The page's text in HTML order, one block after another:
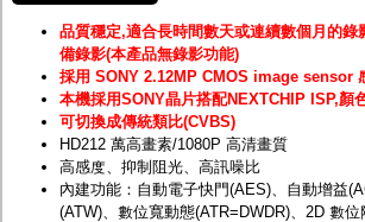
品質穩定,適合長時間數天或連續數個月的錄
備錄影(本產品無錄影功能)
採用 SONY 2.12MP CMOS image sensor
本機採用SONY晶片搭配NEXTCHIP ISP,顏
可切換成傳統類比(CVBS)
HD212 萬高畫素/1080P 高清畫質
高感度、抑制阻光、高訊噪比
內建功能：自動電子快門(AES)、自動增益
(ATW)、數位寬動態(ATR=DWDR)、2D 數位